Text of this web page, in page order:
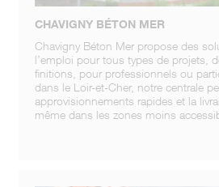
CHAVIGNY BÉTON MER
Chavigny Béton Mer propose des
l’emploi pour tous types de projets,
finitions, pour professionnels ou
dans le Loir-et-Cher, notre centrale
approvisionnements rapides et la
même dans les zones moins